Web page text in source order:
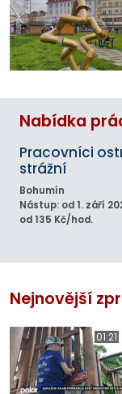
Nabídka
Pracovníci
strážní
Bohumín
Nástup: od 1. září
od 135 Kč/hod.
Nejnovější
01:21